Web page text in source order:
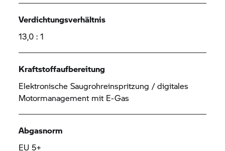
Verdichtungsverhältnis
13,0 : 1
Kraftstoffaufbereitung
Elektronische Saugrohreinspritzung / digitales
Motormanagement mit E-Gas
Abgasnorm
EU 5+